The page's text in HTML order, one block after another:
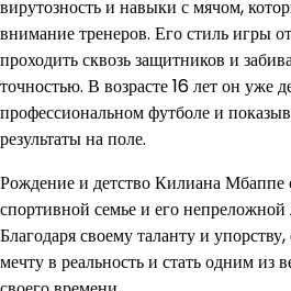
вирутозность и навыки с мячом,
внимание тренеров. Его стиль игры
проходить сквозь защитников и
точностью. В возрасте 16 лет он уже
профессиональном футболе и
результаты на поле.
Рождение и детство Килиана Мбаппе
спортивной семье и его
Благодаря своему таланту и
мечту в реальность и стать одним из